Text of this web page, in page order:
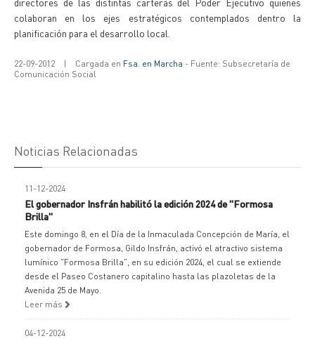
colaboran en los ejes estratégicos contemplados dentro la
planificación para el desarrollo local.
22-09-2012 | Cargada en Fsa. en Marcha - Fuente: Subsecretaría de
Comunicación Social
Noticias Relacionadas
11-12-2024
El gobernador Insfrán habilitó la edición 2024 de "Formosa
Brilla"
Este domingo 8, en el Día de la Inmaculada Concepción de María, el
gobernador de Formosa, Gildo Insfrán, activó el atractivo sistema
lumínico "Formosa Brilla", en su edición 2024, el cual se extiende
desde el Paseo Costanero capitalino hasta las plazoletas de la
Avenida 25 de Mayo.
Leer más
04-12-2024